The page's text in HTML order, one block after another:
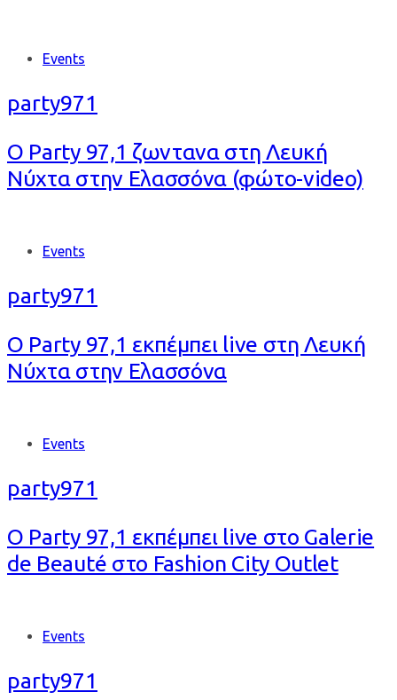
Tags Events
party971
Ο Party 97,1 ζωντανα στη Λευκή
Νύχτα στην Ελασσόνα (φώτο-video)
Tags Events
party971
Ο Party 97,1 εκπέμπει live στη Λευκή
Νύχτα στην Ελασσόνα
Tags Events
party971
Ο Party 97,1 εκπέμπει live στο Galerie
de Beauté στο Fashion City Outlet
Tags Events
party971